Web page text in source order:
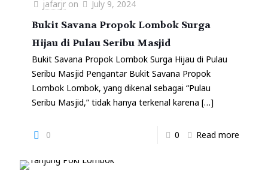
jafarjr on July 9, 2024
Bukit Savana Propok Lombok Surga
Hijau di Pulau Seribu Masjid
Bukit Savana Propok Lombok Surga Hijau di Pulau
Seribu Masjid Pengantar Bukit Savana Propok
Lombok Lombok, yang dikenal sebagai “Pulau
Seribu Masjid,” tidak hanya terkenal karena […]
0 0 Read more